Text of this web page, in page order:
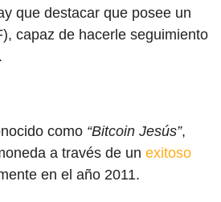
que destacar que posee un
capaz de hacerle seguimiento
como “Bitcoin Jesús”,
a través de un exitoso
en el año 2011.